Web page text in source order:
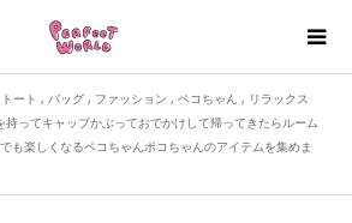
トート , バッグ , ファッション , ペコちゃん , リラックス
持ってキャップかぶっておでかけして帰ってきたらルーム
も楽しくなるペコちゃんポコちゃんのアイテムを集めま